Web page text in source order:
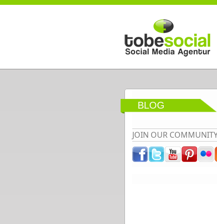
Direkt zum Inhalt
BLOG
JOIN OUR